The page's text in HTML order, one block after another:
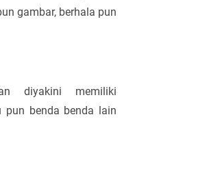
gambar, berhala pun
diyakini memiliki
pun benda benda lain